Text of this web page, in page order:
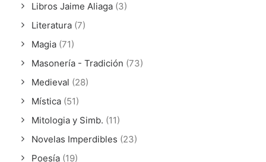
Libros Jaime Aliaga (3)
Literatura (7)
Magia (71)
Masonería - Tradición (73)
Medieval (28)
Mística (51)
Mitologia y Simb. (11)
Novelas Imperdibles (23)
Poesía (19)